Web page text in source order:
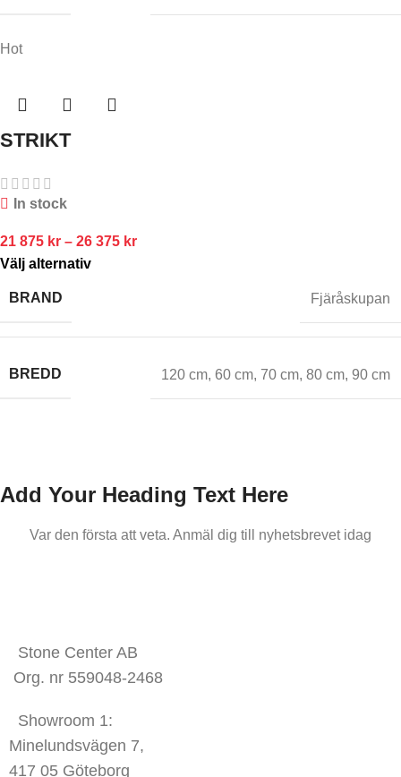
Hot
STRIKT
In stock
21 875 kr – 26 375 kr
Välj alternativ
BRAND Fjäråskupan
BREDD 120 cm, 60 cm, 70 cm, 80 cm, 90 cm
Add Your Heading Text Here
Var den första att veta. Anmäl dig till nyhetsbrevet idag
Stone Center AB
Org. nr 559048-2468
Showroom 1:
Minelundsvägen 7,
417 05 Göteborg